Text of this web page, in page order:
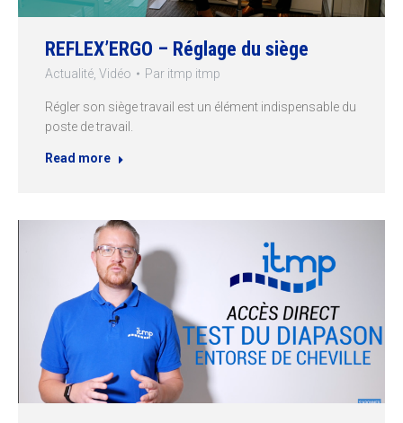
REFLEX’ERGO – Réglage du siège
Actualité Vidéo Par itmp itmp
Régler son siège travail est un élément indispensable du
poste de travail.
Read more